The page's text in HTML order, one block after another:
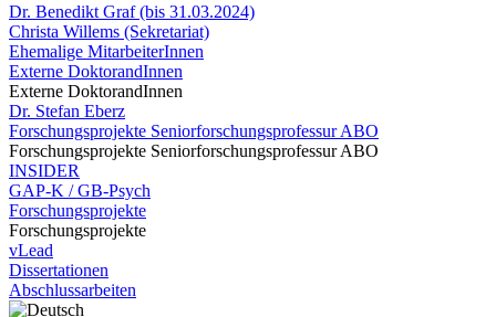
Dr. Benedikt Graf (bis 31.03.2024)
Christa Willems (Sekretariat)
Ehemalige MitarbeiterInnen
Externe DoktorandInnen
Externe DoktorandInnen
Dr. Stefan Eberz
Forschungsprojekte Seniorforschungsprofessur ABO
Forschungsprojekte Seniorforschungsprofessur ABO
INSIDER
GAP-K / GB-Psych
Forschungsprojekte
Forschungsprojekte
vLead
Dissertationen
Abschlussarbeiten